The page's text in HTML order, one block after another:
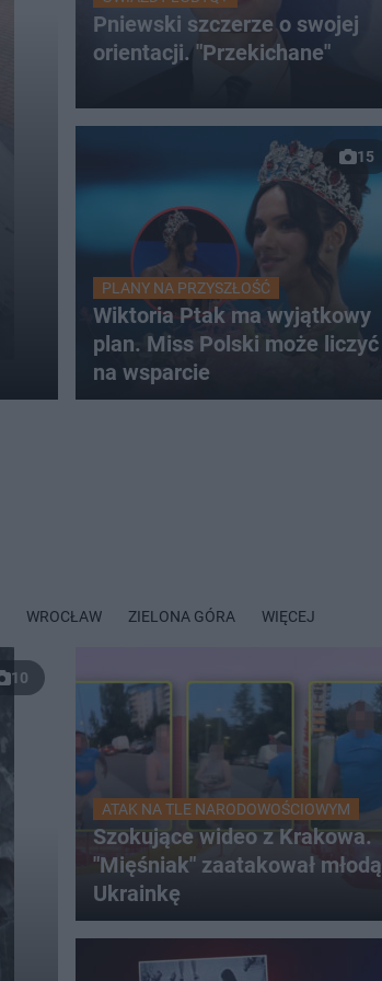
Pniewski szczerze o swojej
orientacji. "Przekichane"
15
PLANY NA PRZYSZŁOŚĆ
Wiktoria Ptak ma wyjątkowy
plan. Miss Polski może liczyć
na wsparcie
WROCŁAW ZIELONA GÓRA WIĘCEJ
10
ATAK NA TLE NARODOWOŚCIOWYM
Szokujące wideo z Krakowa.
"Mięśniak" zaatakował młodą
Ukrainkę